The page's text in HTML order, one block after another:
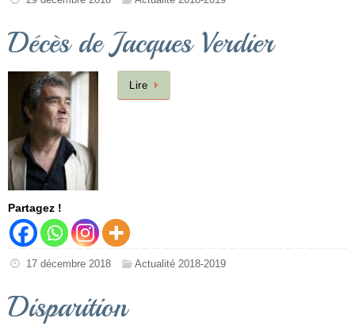
Décès de Jacques Verdier
Lire
Partagez !
17 décembre 2018 Actualité 2018-2019
Disparition